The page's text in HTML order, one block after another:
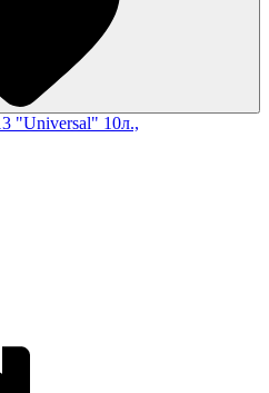
"Universal" 10л.,